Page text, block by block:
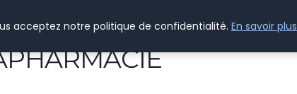
acceptez notre politique de confidentialité. En savoir plus